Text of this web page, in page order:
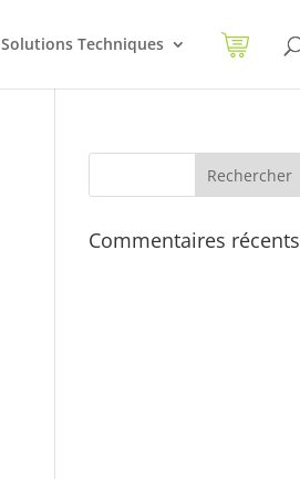
Solutions Techniques
Commentaires récents